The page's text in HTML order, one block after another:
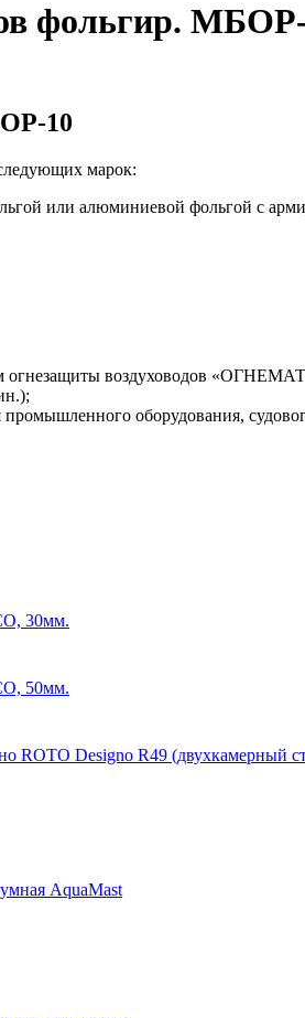
фольгир.
10
марок:
или алюминиевой фольгой с
воздуховодов
оборудования,
30мм.
50мм.
ROTO Designo R49 (двухкамерный
AquaMast